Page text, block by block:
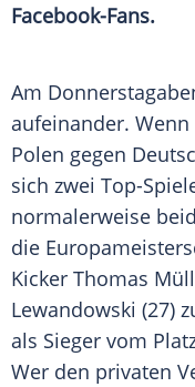
Facebook-Fans.
Am
aufeinander. Wenn
Polen gegen
sich zwei Top-
normalerweise
die
Kicker Thomas
Lewandowski (27)
als Sieger vom
Wer den privaten